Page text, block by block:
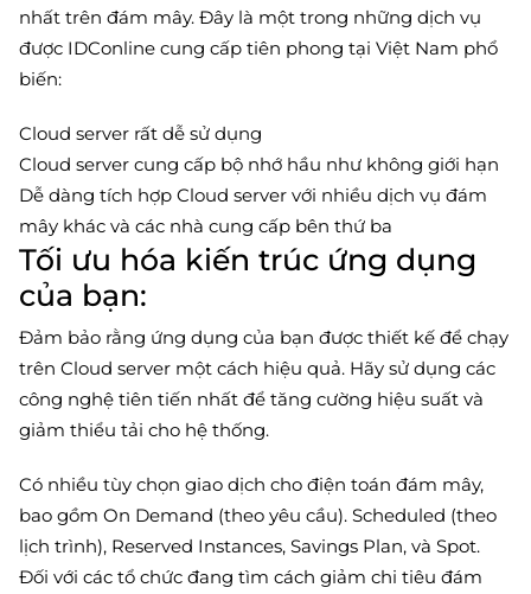
nhất trên đám mây. Đây là một trong những dịch vụ
được IDConline cung cấp tiên phong tại Việt Nam phổ
biến:
Cloud server rất dễ sử dụng
Cloud server cung cấp bộ nhớ hầu như không giới hạn
Dễ dàng tích hợp Cloud server với nhiều dịch vụ đám
mây khác và các nhà cung cấp bên thứ ba
Tối ưu hóa kiến trúc ứng dụng
của bạn:
Đảm bảo rằng ứng dụng của bạn được thiết kế để chạy
trên Cloud server một cách hiệu quả. Hãy sử dụng các
công nghệ tiên tiến nhất để tăng cường hiệu suất và
giảm thiểu tải cho hệ thống.
Có nhiều tùy chọn giao dịch cho điện toán đám mây,
bao gồm On Demand (theo yêu cầu). Scheduled (theo
lịch trình), Reserved Instances, Savings Plan, và Spot.
Đối với các tổ chức đang tìm cách giảm chi tiêu đám